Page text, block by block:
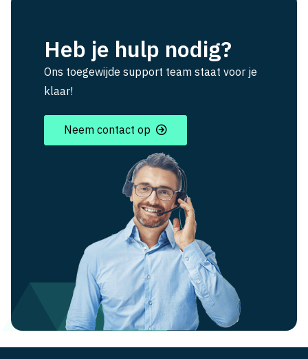
Heb je hulp nodig?
Ons toegewijde support team staat voor je
klaar!
Neem contact op